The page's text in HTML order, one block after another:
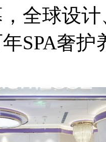
全球设
SPA奢护